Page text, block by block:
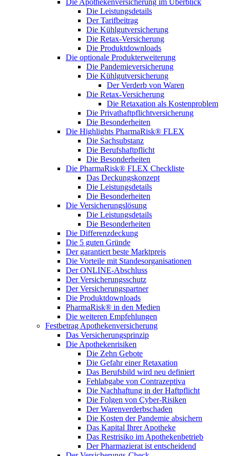
Die Apothekenversicherung im Überblick
Die Leistungsdetails
Der Tarifbeitrag
Die Kühlgutversicherung
Die Retax-Versicherung
Die Produktdownloads
Die optionale Produkterweiterung
Die Pandemieversicherung
Die Kühlgutversicherung
Der Verderb von Waren
Die Retax-Versicherung
Die Retaxation als Kostenproblem
Die Privathaftpflichtversicherung
Die Besonderheiten
Die Highlights PharmaRisk® FLEX
Die Sachsubstanz
Die Berufshaftpflicht
Die Besonderheiten
Die PharmaRisk® FLEX Checkliste
Das Deckungskonzept
Die Leistungsdetails
Die Besonderheiten
Die Versicherungslösung
Die Leistungsdetails
Die Besonderheiten
Die Differenzdeckung
Die 5 guten Gründe
Der garantiert beste Marktpreis
Die Vorteile mit Standesorganisationen
Der ONLINE-Abschluss
Der Versicherungsschutz
Der Versicherungspartner
Die Produktdownloads
PharmaRisk® in den Medien
Die weiteren Empfehlungen
Festbetrag Apothekenversicherung
Das Versicherungsprinzip
Die Apothekenrisiken
Die Zehn Gebote
Die Gefahr einer Retaxation
Das Berufsbild wird neu definiert
Fehlabgabe von Contrazeptiva
Die Nachhaftung in der Haftpflicht
Die Folgen von Cyber-Risiken
Der Warenverderbschaden
Die Kosten der Pandemie absichern
Das Kapital Ihrer Apotheke
Das Restrisiko im Apothekenbetrieb
Der Pharmazierat ist entscheidend